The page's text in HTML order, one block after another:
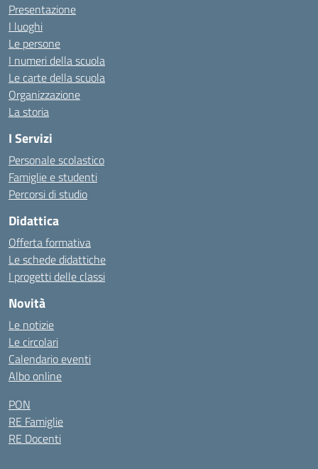
Presentazione
I luoghi
Le persone
I numeri della scuola
Le carte della scuola
Organizzazione
La storia
I Servizi
Personale scolastico
Famiglie e studenti
Percorsi di studio
Didattica
Offerta formativa
Le schede didattiche
I progetti delle classi
Novità
Le notizie
Le circolari
Calendario eventi
Albo online
PON
RE Famiglie
RE Docenti